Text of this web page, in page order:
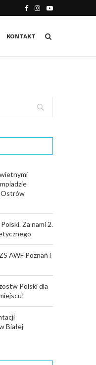
KONTAKT
Ostrów
Za nami 2.
AWF Poznań i
Polski dla
Białej